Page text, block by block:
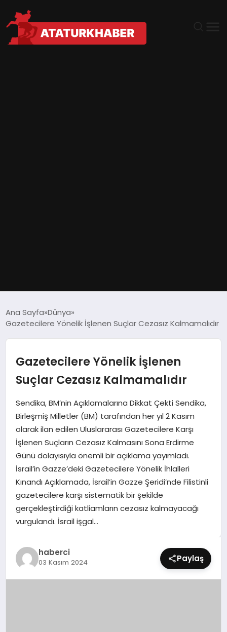
EĞITIM
EKONOMI
MAGAZIN
SAĞLIK
SIYASET
SPOR
TEKNOLOJI
Ana Sayfa Dünya
Gazetecilere Yönelik İşlenen Suçlar Cezasız Kalmamalıdır
Gazetecilere Yönelik İşlenen
Suçlar Cezasız Kalmamalıdır
Sendika, BM’nin Açıklamalarına Dikkat Çekti Sendika,
Birleşmiş Milletler (BM) tarafından her yıl 2 Kasım
olarak ilan edilen Uluslararası Gazetecilere Karşı
İşlenen Suçların Cezasız Kalmasını Sona Erdirme
Günü dolayısıyla önemli bir açıklama yayımladı.
İsrail’in Gazze’deki Gazetecilere Yönelik İhlalleri
Kınandı Açıklamada, İsrail’in Gazze Şeridi’nde Filistinli
gazetecilere karşı sistematik bir şekilde
gerçekleştirdiği katliamların cezasız kalmayacağı
vurgulandı. İsrail işgal…
haberci
03 Kasım 2024 Paylaş